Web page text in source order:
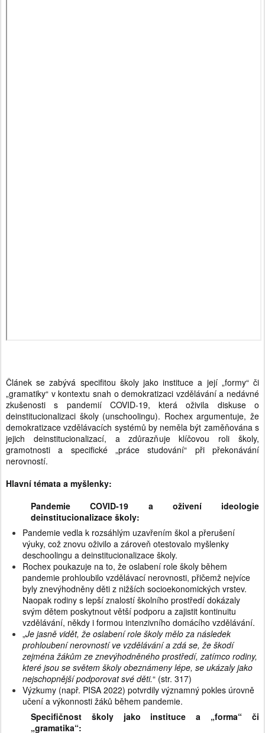
Článek se zabývá specifitou školy jako instituce a její „formy“ či
„gramatiky“ v kontextu snah o demokratizaci vzdělávání a nedávné
zkušenosti s pandemií COVID-19, která oživila diskuse o
deinstitucionalizaci školy (unschoolingu). Rochex argumentuje, že
demokratizace vzdělávacích systémů by neměla být zaměňována s
jejich deinstitucionalizací, a zdůrazňuje klíčovou roli školy,
gramotnosti a specifické „práce studování“ při překonávání
nerovností.
Hlavní témata a myšlenky:
Pandemie COVID-19 a oživení ideologie
deinstitucionalizace školy:
Pandemie vedla k rozsáhlým uzavřením škol a přerušení
výuky, což znovu oživilo a zároveň otestovalo myšlenky
deschoolingu a deinstitucionalizace školy.
Rochex poukazuje na to, že oslabení role školy během
pandemie prohloubilo vzdělávací nerovnosti, přičemž nejvíce
byly znevýhodněny děti z nižších socioekonomických vrstev.
Naopak rodiny s lepší znalostí školního prostředí dokázaly
svým dětem poskytnout větší podporu a zajistit kontinuitu
vzdělávání, někdy i formou intenzivního domácího vzdělávání.
„Je jasně vidět, že oslabení role školy mělo za následek
prohloubení nerovností ve vzdělávání a zdá se, že škodí
zejména žákům ze znevýhodněného prostředí, zatímco rodiny,
které jsou se světem školy obeznámeny lépe, se ukázaly jako
nejschopnější podporovat své děti.“ (str. 317)
Výzkumy (např. PISA 2022) potvrdily významný pokles úrovně
učení a výkonnosti žáků během pandemie.
Specifičnost školy jako instituce a „forma“ či
„gramatika“: